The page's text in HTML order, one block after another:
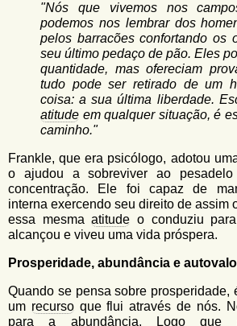
"Nós que vivemos nos
podemos nos lembrar dos
pelos barracões confortando os
seu último pedaço de pão. Eles
quantidade, mas ofereciam
tudo pode ser retirado de um
coisa: a sua última liberdade.
atitude em qualquer situação, é
caminho."
Frankle, que era psicólogo, adotou
o ajudou a sobreviver ao
concentração. Ele foi capaz de
interna exercendo seu direito de assim
essa mesmaatitude o conduziu
alcançou e viveu uma vida próspera.
Prosperidade, abundância e
Quando se pensa sobre prosperidade,
um recursoque flui através de nós.
para a abundância. Logo que